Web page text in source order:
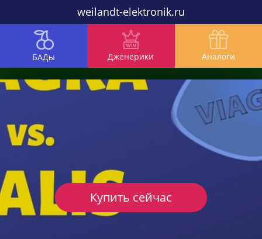
weilandt-elektronik.ru
БАДы Дженерики Аналоги
Купить сейчас